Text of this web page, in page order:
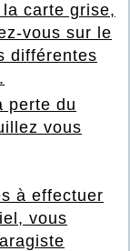
carte grise,
vous sur le
différentes
.
perte du
vous
à effectuer
vous